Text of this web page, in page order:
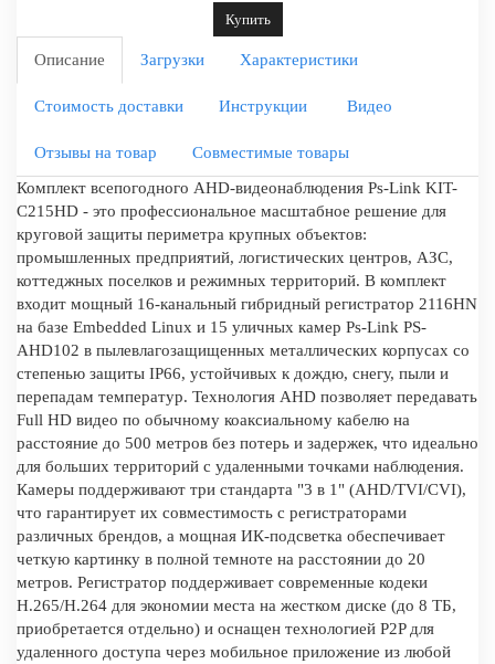
Купить
Описание Загрузки Характеристики
Стоимость доставки Инструкции Видео
Отзывы на товар
Совместимые товары
Комплект всепогодного AHD-видеонаблюдения Ps-Link KIT-
C215HD - это профессиональное масштабное решение для
круговой защиты периметра крупных объектов:
промышленных предприятий, логистических центров, АЗС,
коттеджных поселков и режимных территорий. В комплект
входит мощный 16-канальный гибридный регистратор 2116HN
на базе Embedded Linux и 15 уличных камер Ps-Link PS-
AHD102 в пылевлагозащищенных металлических корпусах со
степенью защиты IP66, устойчивых к дождю, снегу, пыли и
перепадам температур. Технология AHD позволяет передавать
Full HD видео по обычному коаксиальному кабелю на
расстояние до 500 метров без потерь и задержек, что идеально
для больших территорий с удаленными точками наблюдения.
Камеры поддерживают три стандарта "3 в 1" (AHD/TVI/CVI),
что гарантирует их совместимость с регистраторами
различных брендов, а мощная ИК-подсветка обеспечивает
четкую картинку в полной темноте на расстоянии до 20
метров. Регистратор поддерживает современные кодеки
H.265/H.264 для экономии места на жестком диске (до 8 ТБ,
приобретается отдельно) и оснащен технологией P2P для
удаленного доступа через мобильное приложение из любой